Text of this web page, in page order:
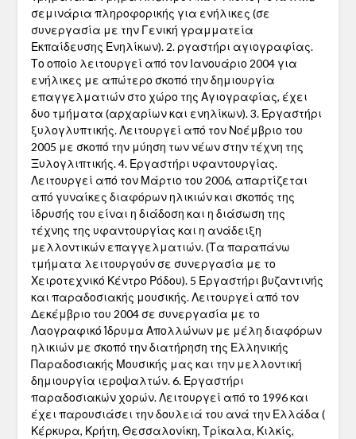
σεμινάρια πληροφορικής για ενήλικες (σε
συνεργασία με την Γενική γραμματεία
Εκπαίδευσης Ενηλίκων). 2. ργαστήρι αγιογραφίας.
Το οποίο λειτουργεί από τον Ιανουάριο 2004 για
ενήλικες με απώτερο σκοπό την δημιουργία
επαγγελματιών στο χώρο της Αγιογραφίας, έχει
δυο τμήματα (αρχαρίων και ενηλίκων). 3. Εργαστήρι
ξυλογλυπτικής. Λειτουργεί από τον Νοέμβριο του
2005 με σκοπό την μύηση των νέων στην τέχνη της
Ξυλογλιπτικής. 4. Εργαστήρι υφαντουργίας.
Λειτουργεί από τον Μάρτιο του 2006, απαρτίζεται
από γυναίκες διαφόρων ηλικιών και σκοπός της
ίδρυσής του είναι η διάδοση και η διάσωση της
τέχνης της υφαντουργίας και η ανάδειξη
μελλοντικών επαγγελματιών. (Τα παραπάνω
τμήματα λειτουργούν σε συνεργασία με το
Χειροτεχνικό Κέντρο Ρόδου). 5 Εργαστήρι βυζαντινής
και παραδοσιακής μουσικής. Λειτουργεί από τον
Δεκέμβριο του 2004 σε συνεργασία με το
Λαογραφικό Ίδρυμα Απολλώνων με μέλη διαφόρων
ηλικιών με σκοπό την διατήρηση της Ελληνικής
Παραδοσιακής Μουσικής μας και την μελλοντική
δημιουργία ιεροψαλτών. 6. Εργαστήρι
παραδοσιακών χορών. Λειτουργεί από το 1996 και
έχει παρουσιάσει την δουλειά του ανά την Ελλάδα (
Κέρκυρα, Κρήτη, Θεσσαλονίκη, Τρίκαλα, Κιλκίς,